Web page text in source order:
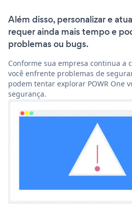
Além disso, personalizar e
requer ainda mais tempo e
problemas ou bugs.
Conforme sua empresa continua a
você enfrente problemas de
podem tentar explorar POWR One
segurança.